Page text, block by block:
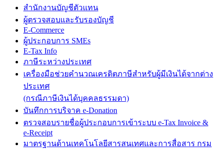
สำนักงานบัญชีตัวแทน
ผู้ตรวจสอบและรับรองบัญชี
E-Commerce
ผู้ประกอบการ SMEs
E-Tax Info
ภาษีระหว่างประเทศ
เครื่องมือช่วยคำนวณเครดิตภาษีสำหรับผู้มีเงินได้จากต่าง
ประเทศ
(กรณีภาษีเงินได้บุคคลธรรมดา)
บันทึกการบริจาค e-Donation
ตรวจสอบรายชื่อผู้ประกอบการเข้าระบบ e-Tax Invoice &
e-Receipt
มาตรฐานด้านเทคโนโลยีสารสนเทศและการสื่อสาร กรม